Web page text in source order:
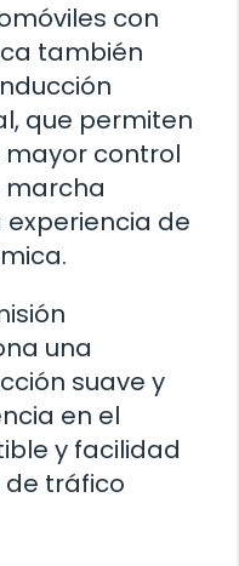
con
también
que permiten
control
marcha
de
una
suave y
en el
y facilidad
de tráfico